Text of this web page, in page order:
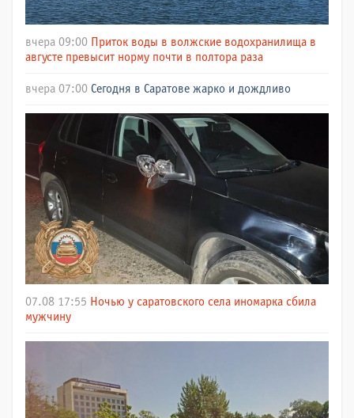
вчера 09:00 Приток воды в волжские водохранилища в
августе превысит норму почти в полтора раза
вчера 07:00 Сегодня в Саратове жарко и дождливо
07.08 17:55 Ночью у саратовского села иномарка сбила
мужчину